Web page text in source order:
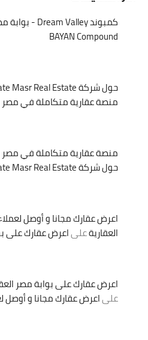
كمبوند Dream Valley - بوابة مصر العقارية
BAYAN Compound
حول شركة Gate Masr Real Estate - بوابة مصر العقارية
منصة عقارية متكاملة في مصر
منصة عقارية متكاملة في مصر
حول شركة Gate Masr Real Estate
اعرض عقارك مجانا و أوصل
العقاريةعلىاعرض عقارك على
اعرض عقارك على بوابة مصر
علىاعرض عقارك مجانا و أوصل